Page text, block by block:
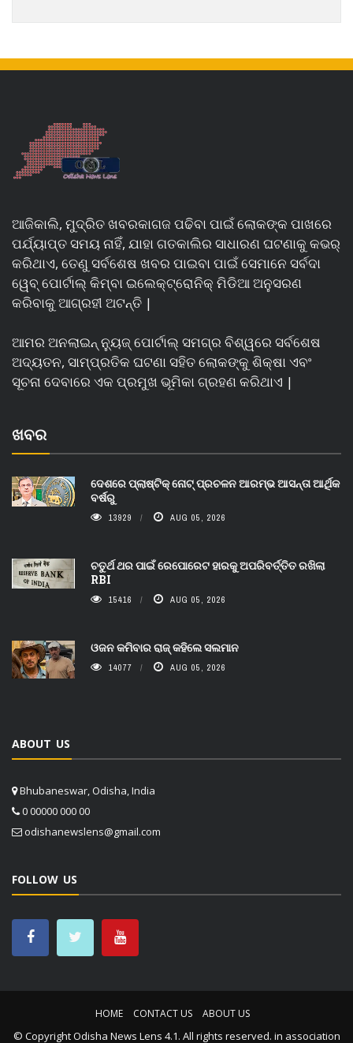
ଆଜିକାଲି, ମୁଦ୍ରିତ ଖବରକାଗଜ ପଢିବା ପାଇଁ ଲୋକଙ୍କ ପାଖରେ
ପର୍ଯ୍ୟାପ୍ତ ସମୟ ନାହିଁ, ଯାହା ଗତକାଲିର ସାଧାରଣ ଘଟଣାକୁ କଭର୍
କରିଥାଏ, ତେଣୁ ସର୍ବଶେଷ ଖବର ପାଇବା ପାଇଁ ସେମାନେ ସର୍ବଦା
ୱେବ୍ ପୋର୍ଟାଲ୍ କିମ୍ବା ଇଲେକ୍ଟ୍ରୋନିକ୍ ମିଡିଆ ଅନୁସରଣ
କରିବାକୁ ଆଗ୍ରହୀ ଅଟନ୍ତି |
ଆମର ଅନଲାଇନ୍ ନ୍ୟୁଜ୍ ପୋର୍ଟାଲ୍ ସମଗ୍ର ବିଶ୍ୱରେ ସର୍ବଶେଷ
ଅଦ୍ୟତନ, ସାମ୍ପ୍ରତିକ ଘଟଣା ସହିତ ଲୋକଙ୍କୁ ଶିକ୍ଷା ଏବଂ
ସୂଚନା ଦେବାରେ ଏକ ପ୍ରମୁଖ ଭୂମିକା ଗ୍ରହଣ କରିଥାଏ |
ଖବର
ଦେଶରେ ପ୍ଲାଷ୍ଟିକ୍ ନୋଟ୍‌ ପ୍ରଚଳନ ଆରମ୍ଭ ଆସନ୍ତା ଆର୍ଥିକ
ବର୍ଷରୁ
13929 AUG 05, 2026
ଚତୁର୍ଥ ଥର ପାଇଁ ରେପୋରେଟ ହାରକୁ ଅପରିବର୍ତ୍ତିତ ରଖିଲା
RBI
15416 AUG 05, 2026
ଓଜନ କମିବାର ରାଜ୍ କହିଲେ ସଲମାନ
14077 AUG 05, 2026
ABOUT US
Bhubaneswar, Odisha, India
0 00000 000 00
odishanewslens@gmail.com
FOLLOW US
HOME CONTACT US ABOUT US
© CopyrightOdisha News Lens 4.1. All rights reserved. in association